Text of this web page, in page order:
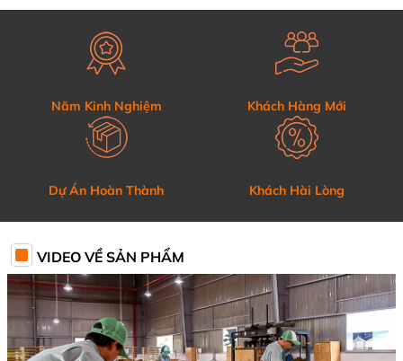
Năm Kinh Nghiệm Khách Hàng Mới
Dự Án Hoàn Thành Khách Hài Lòng
VIDEO VỀ SẢN PHẨM